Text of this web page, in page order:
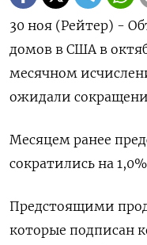
30 ноя (Рейтер) -
домов в США в
месячном
ожидали
Месяцем ранее
сократились на
Предстоящими
которые подписан